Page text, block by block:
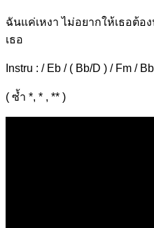
ฉันแค่เหงา ไม่อยากให้เธอต้อ
เธอ
Instru : / Eb / ( Bb/D ) / Fm /
( ซ้ำ *, * , ** )